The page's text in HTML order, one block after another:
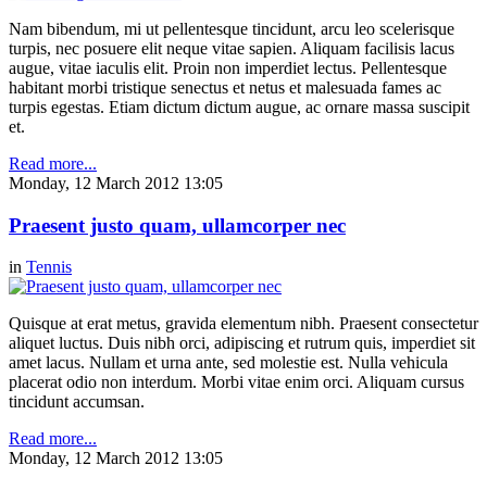
Nam bibendum, mi ut pellentesque tincidunt, arcu leo scelerisque
turpis, nec posuere elit neque vitae sapien. Aliquam facilisis lacus
augue, vitae iaculis elit. Proin non imperdiet lectus. Pellentesque
habitant morbi tristique senectus et netus et malesuada fames ac
turpis egestas. Etiam dictum dictum augue, ac ornare massa suscipit
et.
Read more...
Monday, 12 March 2012 13:05
Praesent justo quam, ullamcorper nec
in Tennis
Quisque at erat metus, gravida elementum nibh. Praesent consectetur
aliquet luctus. Duis nibh orci, adipiscing et rutrum quis, imperdiet sit
amet lacus. Nullam et urna ante, sed molestie est. Nulla vehicula
placerat odio non interdum. Morbi vitae enim orci. Aliquam cursus
tincidunt accumsan.
Read more...
Monday, 12 March 2012 13:05